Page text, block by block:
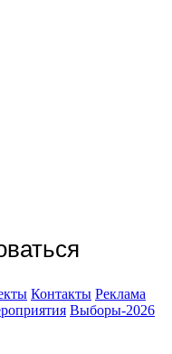
Контакты Реклама
Выборы-2026